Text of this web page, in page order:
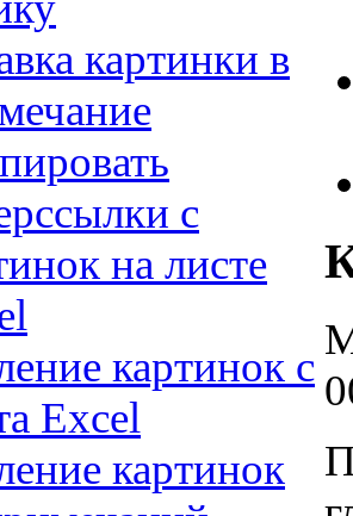
картинки в
с
на листе
картинок с
Excel
картинок